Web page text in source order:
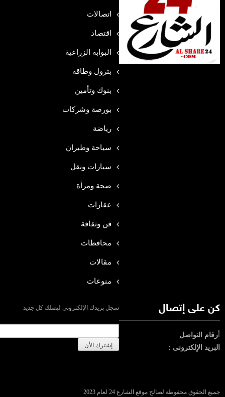
اتصالات
اقتصاد
البوابه الزراعية
بترول وطاقه
بنوك وتأمين
بورصة وشركات
رياضة
سياحة وطيران
سيارات ونقل
صحة ومرأة
عقارات
فن وثقافة
محافظات
مقالات
منوعات
كن على إتصال
رقام التواصل :
البريد الإلكترونى :
سجل بريدك الإلكتروني ليصلك كل جديد
جميع الحقوق محفوظة لصالح موقع الشارع 24 لعام 2023